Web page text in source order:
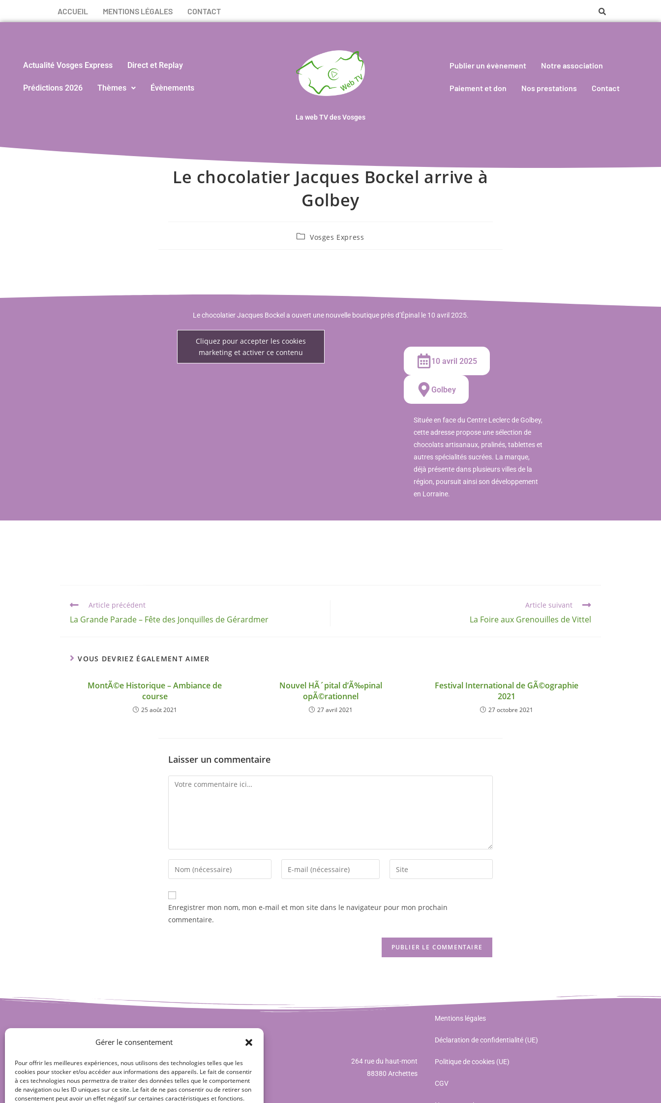
Gérer le consentement
Pour offrir les meilleures expériences, nous utilisons des technologies telles que les
cookies pour stocker et/ou accéder aux informations des appareils. Le fait de consentir
à ces technologies nous permettra de traiter des données telles que le comportement
de navigation ou les ID uniques sur ce site. Le fait de ne pas consentir ou de retirer son
consentement peut avoir un effet négatif sur certaines caractéristiques et fonctions.
ACCUEIL MENTIONS LÉGALES CONTACT
Actualité Vosges Express Direct et Replay
Prédictions 2026 Thèmes Évènements
La web TV des Vosges
Publier un évènement Notre association
Paiement et don Nos prestations Contact
Le chocolatier Jacques Bockel arrive à
Golbey
Vosges Express
Le chocolatier Jacques Bockel a ouvert une nouvelle boutique près d’Épinal le 10 avril 2025.
Cliquez pour accepter les cookies
marketing et activer ce contenu
10 avril 2025
Golbey
Située en face du Centre Leclerc de Golbey,
cette adresse propose une sélection de
chocolats artisanaux, pralinés, tablettes et
autres spécialités sucrées. La marque,
déjà présente dans plusieurs villes de la
région, poursuit ainsi son développement
en Lorraine.
Article précédent
La Grande Parade – Fête des Jonquilles de Gérardmer
Article suivant
La Foire aux Grenouilles de Vittel
VOUS DEVRIEZ ÉGALEMENT AIMER
MontÃ©e Historique – Ambiance de
course
25 août 2021
Nouvel HÃ´pital d’Ã‰pinal
opÃ©rationnel
27 avril 2021
Festival International de GÃ©ographie
2021
27 octobre 2021
Laisser un commentaire
Enregistrer mon nom, mon e-mail et mon site dans le navigateur pour mon prochain
commentaire.
264 rue du haut-mont
88380 Archettes
Mentions légales
Déclaration de confidentialité (UE)
Politique de cookies (UE)
CGV